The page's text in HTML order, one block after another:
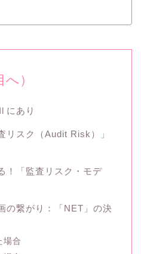
）
にあり
リスク（Audit Risk）」
！「監査リスク・モデ
の繋がり：「NET」の決
場合